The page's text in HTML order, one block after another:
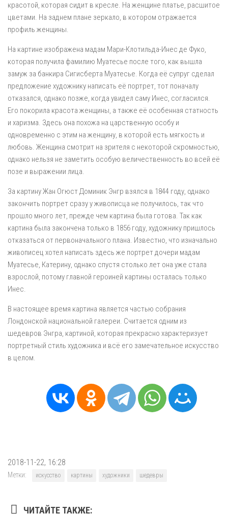
красотой, которая сидит в кресле. На женщине платье, расшитое
цветами. На заднем плане зеркало, в котором отражается
профиль женщины.
На картине изображена мадам Мари-Клотильда-Инес де Фуко,
которая получила фамилию Муатесье после того, как вышла
замуж за банкира Сигисберта Муатесье. Когда её супруг сделал
предложение художнику написать её портрет, тот поначалу
отказался, однако позже, когда увидел саму Инес, согласился.
Его покорила красота женщины, а также её особенная статность
и харизма. Здесь она похожа на царственную особу и
одновременно с этим на женщину, в которой есть мягкость и
любовь. Женщина смотрит на зрителя с некоторой скромностью,
однако нельзя не заметить особую величественность во всей её
позе и выражении лица.
За картину Жан Огюст Доминик Энгр взялся в 1844 году, однако
закончить портрет сразу у живописца не получилось, так что
прошло много лет, прежде чем картина была готова. Так как
картина была закончена только в 1856 году, художнику пришлось
отказаться от первоначального плана. Известно, что изначально
живописец хотел написать здесь же портрет дочери мадам
Муатесье, Катерину, однако спустя столько лет она уже стала
взрослой, потому главной героиней картины осталась только
Инес.
В настоящее время картина является частью собрания
Лондонской национальной галереи. Считается одним из
шедевров Энгра, картиной, которая прекрасно характеризует
портретный стиль художника и всё его замечательное искусство
в целом.
2018-11-22, 16:28
Метки: искусство картины художники шедевры
ЧИТАЙТЕ ТАКЖЕ: